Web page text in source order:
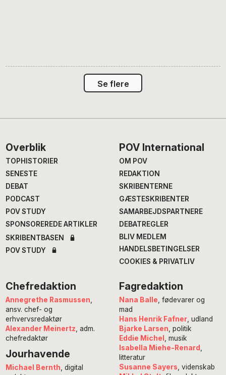
Se flere
Footer
Overblik
TOPHISTORIER
SENESTE
DEBAT
PODCAST
POV STUDY
SPONSOREREDE ARTIKLER
SKRIBENTBASEN
POV STUDY
POV International
OM POV
REDAKTION
SKRIBENTERNE
GÆSTESKRIBENTER
SAMARBEJDSPARTNERE
DEBATREGLER
BLIV MEDLEM
HANDELSBETINGELSER
COOKIES & PRIVATLIV
Chefredaktion
Annegrethe Rasmussen
ansv. chef- og
erhvervsredaktør
Alexander Meinertz , adm.
chefredaktør
Jourhavende
Michael Bernth , digital
Fagredaktion
Nana Balle , fødevarer og
mad
Hans Henrik Fafner, udland
Bjarke Larsen , politik
Eddie Michel
, musik
Isabella Miehe-Renard
litteratur
Susanne Sayers , videnskab